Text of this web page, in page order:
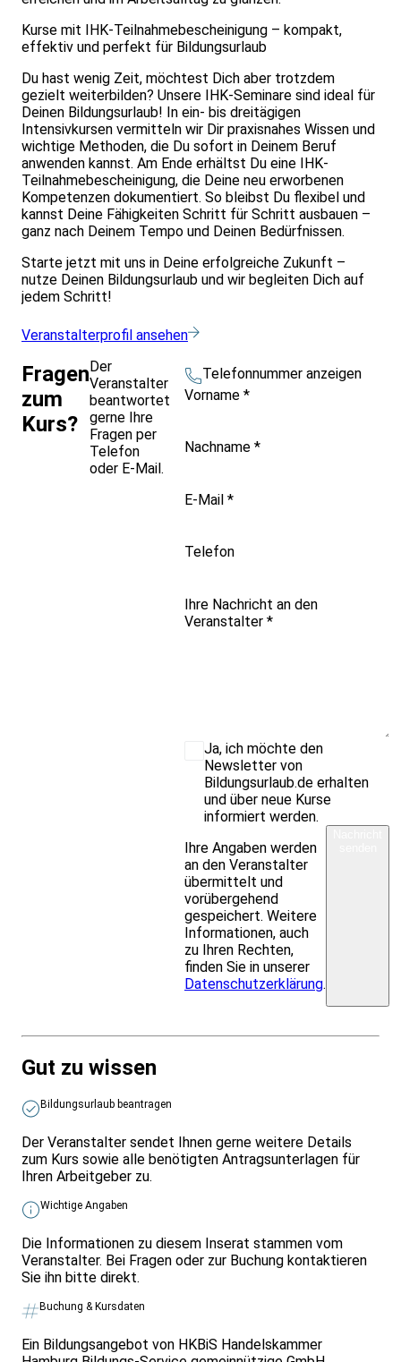
Kurse mit IHK-Teilnahmebescheinigung – kompakt,
effektiv und perfekt für Bildungsurlaub
Du hast wenig Zeit, möchtest Dich aber trotzdem
gezielt weiterbilden? Unsere IHK-Seminare sind ideal für
Deinen Bildungsurlaub! In ein- bis dreitägigen
Intensivkursen vermitteln wir Dir praxisnahes Wissen und
wichtige Methoden, die Du sofort in Deinem Beruf
anwenden kannst. Am Ende erhältst Du eine IHK-
Teilnahmebescheinigung, die Deine neu erworbenen
Kompetenzen dokumentiert. So bleibst Du flexibel und
kannst Deine Fähigkeiten Schritt für Schritt ausbauen –
ganz nach Deinem Tempo und Deinen Bedürfnissen.
Starte jetzt mit uns in Deine erfolgreiche Zukunft –
nutze Deinen Bildungsurlaub und wir begleiten Dich auf
jedem Schritt!
Veranstalterprofil ansehen
Fragen
zum
Kurs?
Der
Veranstalter
beantwortet
gerne Ihre
Fragen per
Telefon
oder E-Mail.
Telefonnummer anzeigen
Vorname *
Nachname *
E-Mail *
Telefon
Ihre Nachricht an den
Veranstalter *
Ja, ich möchte den
Newsletter von
Bildungsurlaub.de erhalten
und über neue Kurse
informiert werden.
Ihre Angaben werden
an den Veranstalter
übermittelt und
vorübergehend
gespeichert. Weitere
Informationen, auch
zu Ihren Rechten,
finden Sie in unserer
Datenschutzerklärung.
Gut zu wissen
Bildungsurlaub beantragen
Der Veranstalter sendet Ihnen gerne weitere Details
zum Kurs sowie alle benötigten Antragsunterlagen für
Ihren Arbeitgeber zu.
Wichtige Angaben
Die Informationen zu diesem Inserat stammen vom
Veranstalter. Bei Fragen oder zur Buchung kontaktieren
Sie ihn bitte direkt.
Buchung & Kursdaten
Ein Bildungsangebot von HKBiS Handelskammer